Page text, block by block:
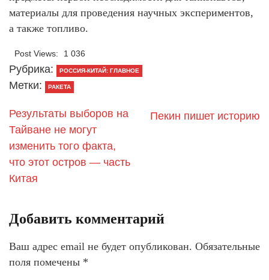
материалы для проведения научных экспериментов,
а также топливо.
Post Views: 1 036
Рубрика: РОССИЯ-КИТАЙ: ГЛАВНОЕ
Метки: РАКЕТА
Результаты выборов на
Тайване не могут
изменить того факта,
что этот остров — часть
Китая
Пекин пишет историю
Добавить комментарий
Ваш адрес email не будет опубликован. Обязательные
поля помечены *